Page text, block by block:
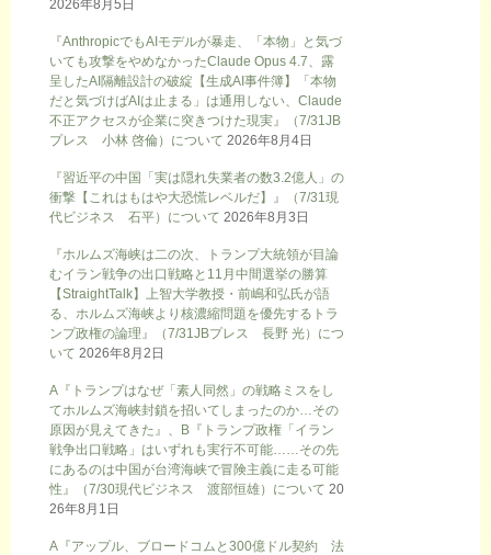
2026年8月5日
『AnthropicでもAIモデルが暴走、「本物」と気づ
いても攻撃をやめなかったClaude Opus 4.7、露
呈したAI隔離設計の破綻【生成AI事件簿】「本物
だと気づけばAIは止まる」は通用しない、Claude
不正アクセスが企業に突きつけた現実』（7/31JB
プレス 小林 啓倫）について 2026年8月4日
『習近平の中国「実は隠れ失業者の数3.2億人」の
衝撃【これはもはや大恐慌レベルだ】』（7/31現
代ビジネス 石平）について 2026年8月3日
『ホルムズ海峡は二の次、トランプ大統領が目論
むイラン戦争の出口戦略と11月中間選挙の勝算
【StraightTalk】上智大学教授・前嶋和弘氏が語
る、ホルムズ海峡より核濃縮問題を優先するトラ
ンプ政権の論理』（7/31JBプレス 長野 光）につ
いて 2026年8月2日
A『トランプはなぜ「素人同然」の戦略ミスをし
てホルムズ海峡封鎖を招いてしまったのか…その
原因が見えてきた』、B『トランプ政権「イラン
戦争出口戦略」はいずれも実行不可能……その先
にあるのは中国が台湾海峡で冒険主義に走る可能
性』（7/30現代ビジネス 渡部恒雄）について 20
26年8月1日
A『アップル、ブロードコムと300億ドル契約 法